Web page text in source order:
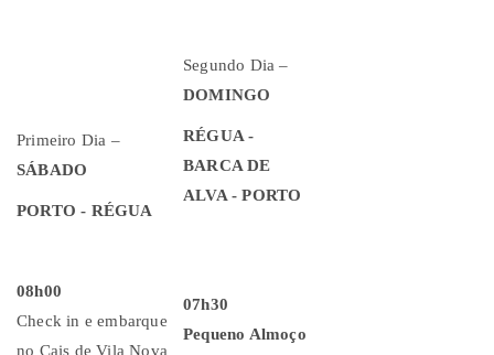
Primeiro Dia –
SÁBADO
PORTO - RÉGUA
08h00
Check in e embarque
no Cais de Vila Nova
Segundo Dia –
DOMINGO
RÉGUA -
BARCA DE
ALVA - PORTO
07h30
Pequeno Almoço